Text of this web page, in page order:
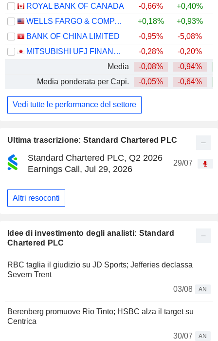
Ultima trascrizione: Standard Chartered PLC
Standard Chartered PLC, Q2 2026
Earnings Call, Jul 29, 2026
29/07
Altri resoconti
Idee di investimento degli analisti: Standard
Chartered PLC
RBC taglia il giudizio su JD Sports; Jefferies declassa
Severn Trent
03/08
AN
Berenberg promuove Rio Tinto; HSBC alza il target su
Centrica
30/07
AN
ROYAL BANK OF CANADA
-0,66% +0,40%
WELLS FARGO & COMPANY
+0,18% +0,93%
BANK OF CHINA LIMITED
-0,95% -5,08%
MITSUBISHI UFJ FINANCIAL GROUP, INC.
-0,28% -0,20%
Media
-0,08% -0,94%
Media ponderata per Capi.
-0,05% -0,64%
Vedi tutte le performance del settore